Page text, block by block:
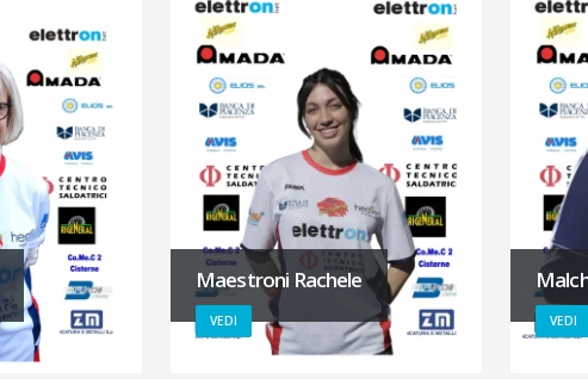
Maestroni Rachele
VEDI VEDI